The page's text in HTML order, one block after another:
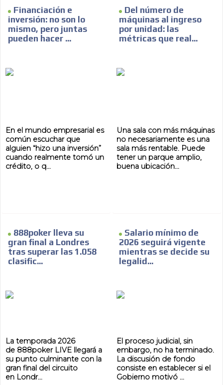
Financiación e
inversión: no son lo
mismo, pero juntas
pueden hacer ...
En el mundo empresarial es
común escuchar que
alguien “hizo una inversión”
cuando realmente tomó un
crédito, o q...
Del número de
máquinas al ingreso
por unidad: las
métricas que real...
Una sala con más máquinas
no necesariamente es una
sala más rentable. Puede
tener un parque amplio,
buena ubicación...
888poker lleva su
gran final a Londres
tras superar las 1.058
clasific...
La temporada 2026
de 888poker LIVE llegará a
su punto culminante con la
gran final del circuito
en Londr...
Salario mínimo de
2026 seguirá vigente
mientras se decide su
legalid...
El proceso judicial, sin
embargo, no ha terminado.
La discusión de fondo
consiste en establecer si el
Gobierno motivó ...